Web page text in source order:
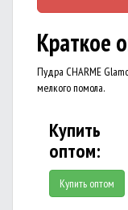
Краткое
Пудра CHARME
мелкого помола.
Купить
оптом:
Купить оптом